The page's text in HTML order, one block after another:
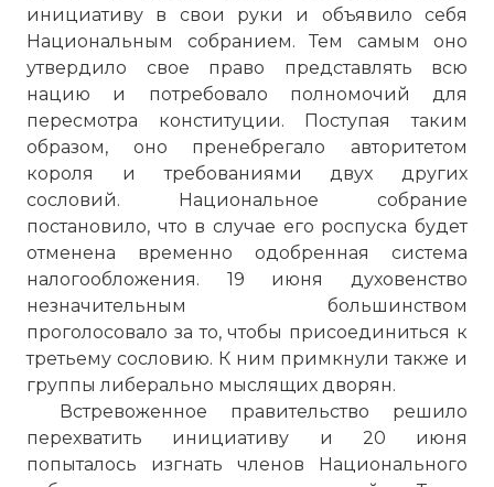
инициативу в свои руки и объявило себя
Национальным собранием. Тем самым оно
утвердило свое право представлять всю
нацию и потребовало полномочий для
пересмотра конституции. Поступая таким
образом, оно пренебрегало авторитетом
короля и требованиями двух других
сословий. Национальное собрание
постановило, что в случае его роспуска будет
отменена временно одобренная система
налогообложения. 19 июня духовенство
незначительным большинством
проголосовало за то, чтобы присоединиться к
третьему сословию. К ним примкнули также и
группы либерально мыслящих дворян.
Встревоженное правительство решило
перехватить инициативу и 20 июня
попыталось изгнать членов Национального
☓